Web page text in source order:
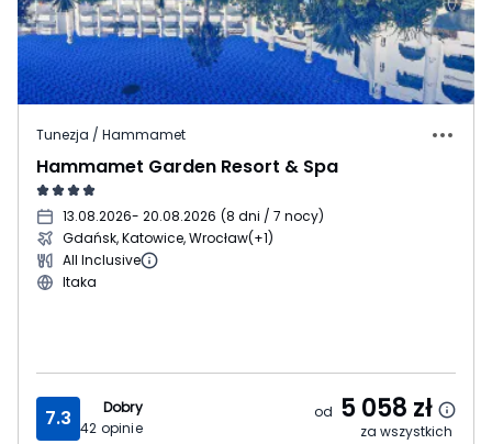
Tunezja / Hammamet
Hammamet Garden Resort & Spa
13.08.2026- 20.08.2026 (8 dni / 7 nocy)
Gdańsk, Katowice, Wrocław(+1)
All Inclusive
Itaka
7.3
Dobry
42 opinie
od 5 058 zł
za wszystkich